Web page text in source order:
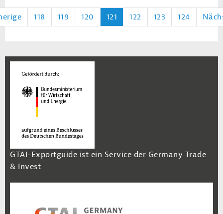
118 119 120 121 122 123 124
GTAI-Exportguide ist ein Service der Germany Trade
& Invest